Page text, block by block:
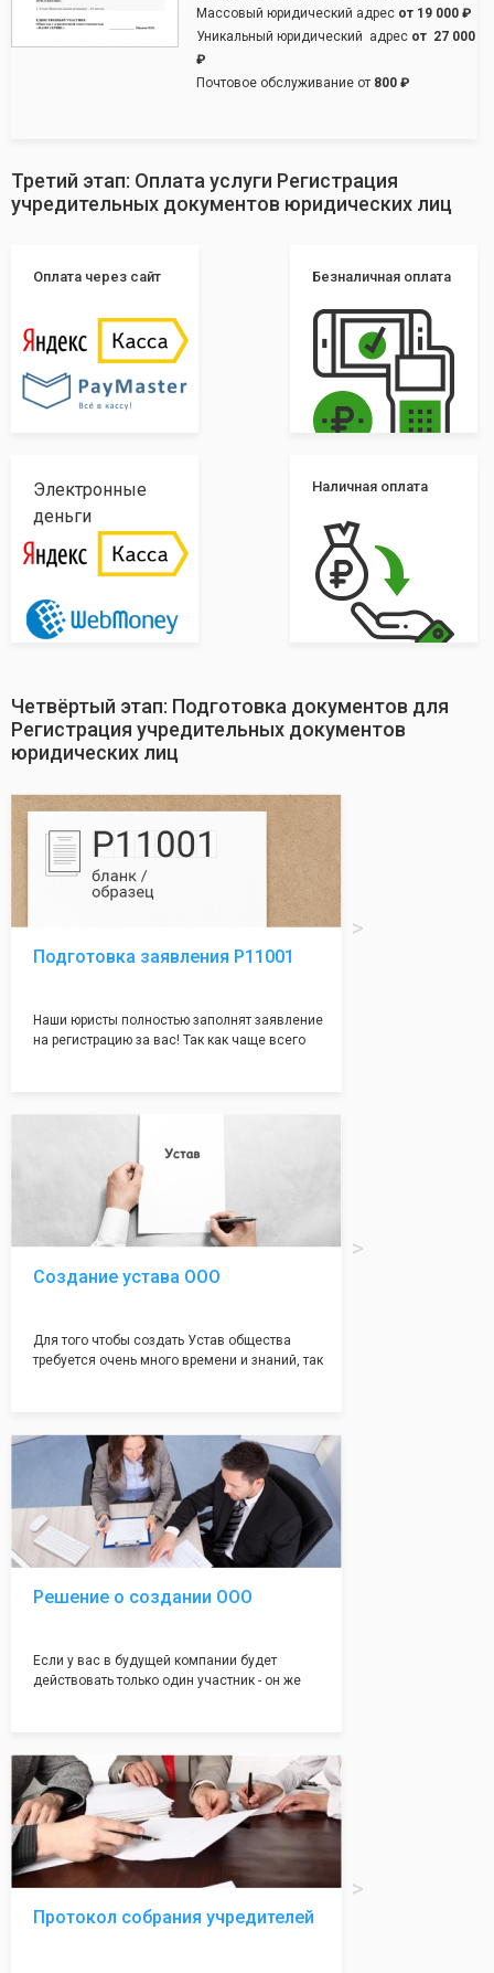
Массовый юридический адрес от 19 000 ₽
Уникальный юридический адрес от 27 000
₽
Почтовое обслуживание от 800 ₽
Третий этап: Оплата услуги Регистрация
учредительных документов юридических лиц
Оплата через сайт Безналичная оплата
Электронные
деньги
Наличная оплата
Четвёртый этап: Подготовка документов для
Регистрация учредительных документов
юридических лиц
Подготовка заявления Р11001
Наши юристы полностью заполнят заявление
на регистрацию за вас! Так как чаще всего
большая часть отказов - наши юристы с
оформление самого сложного документа на
себя! Многолетний опыт работы наших
юристов позволяет оформлять заявление без
ошибок, тем самым гарантируя вам
успешную регистрацию в налоговой
Создание устава ООО
Для того чтобы создать Устав общества
требуется очень много времени и знаний, так
Наша компания предоставит вам свой
уникальный Устав Общества, который
подойдет для любой компании. Устав,
сделанный нашими профессиональными
юристами, успешно проходит регистрацию в
налоговой инспекции!
Решение о создании ООО
Если у вас в будущей компании будет
действовать только один участник - он же
грамотно составят данное заявление, а Вам
нужно будет только поставить подпись на
нём!
Протокол собрания учредителей